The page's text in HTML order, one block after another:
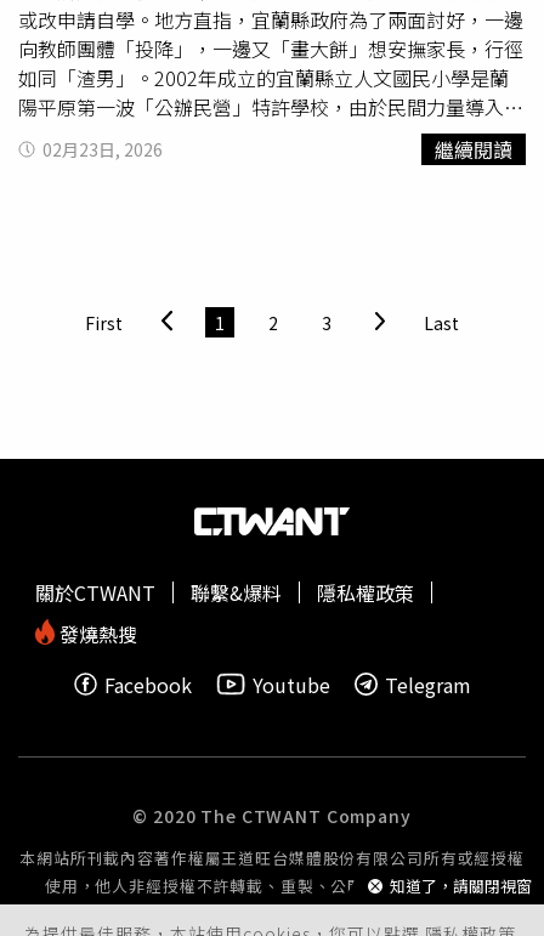
互信基礎，學校夾在中間也很尷尬，不妨找第三方組織深入
研討，由學生、家長都派代表與會，逐一列出想保住的現有
「亮點」課程，商議如何在不違反《採購法》、《國民小學
及國民中學正常教學實施要點》之下，保有現存的課程活
動。台師大教育系教授王麗雲則有不同觀察，她直指中小學
義務教育本就具「公共教育」精神，若反過來以民營教育優
師」，地方教師團體因此對實驗機構產生不信任感完全不意
外，這時政府應該就源頭立法建立公開公平的選才機制，並
少學校轉型實驗機構，源頭是因為「沒人快滅校了」，只好
「實驗教育」招牌有著既定想像被「拐」來，加上實驗學校
家長大多對孩子教育高度關注，一旦與想像有出入就動輒入
話，久了「地方政府只想收掉」最後苦的還是學生群。習慣
實驗教育多元評量的學生，面對傳統升大學學測等紙筆測
／周志龍攝）學者呼籲，主辦實驗教育的地方政府要確保政
蘭縣政府教育處長陳金奇則回應強調，人文中小學原經營者
因內部問題無法再獲委辦契約，縣府已經以「公辦民營」格
式多次公開招標未果，才依法辦理「接續期間」與後頭「公
辦公營」轉型，並非政策「髮夾彎」，更無「放生」實驗教
育。
或改申請自學。地方直指，宜蘭縣政府為了兩面討好，一邊
向教師團體「投降」，一邊又「畫大餅」想安撫家長，行徑
如同「渣男」。2002年成立的宜蘭縣立人文國民小學是蘭
陽平原第一波「公辦民營」特許學校，由於民間力量導入，
教育能從課綱與傳統考試制度「鬆綁」，打出「未來的學
校」強調以「發展任務」代替課堂學習，一年四學季中每名
甩鄉村少子化，逆勢穩居宜蘭縣頭城鎮人口最多的里。人文
中小學在2017年原經營者便曾因財務問題不被縣府認可而
本連6年幾乎「零客訴」的經營團隊再度投標，卻老是卡關
市府公部門進場辦理，卻是課程「走味」的開始。家長老楊
（化名）舉例，民營時期人文中小學學生可以自擬計畫、自
「行動學習」，在「退件」、「議價」中提早體驗「社畜」
生活，這可是他校不會有的寶貴溝通課，前兩年畢業生為期
今縣府以「接續期間」強勢介入後，超過新台幣15萬元的計
韭菜」。人文國中小家長控訴宜蘭縣代理縣長林茂盛（前）
在宜縣府秘書長任期間曾就保留人文中學「公辦民營」走向
具體承諾卻開了張「芭樂票」，縣府教育處則澄清林茂盛不
曾有此發言，形同羅生門。後為宜蘭縣議長張勝德。（圖／
報系資料照）另一名舉家從澎湖搬來的阿駿（化名）則怒
02月23日, 2026 繼續閱讀
First 1 2 3 Last
知道了，請關閉視窗
關於CTWANT 聯繫&爆料
隱私權政策
發燒熱搜
Facebook
Youtube Telegram
© 2020 The CTWANT Company
本網站所刊載內容著作權屬王道旺台媒體股份有限公司所有或經授權
使用，他人非經授權不許轉載、重製、公開播送或公開傳輸。